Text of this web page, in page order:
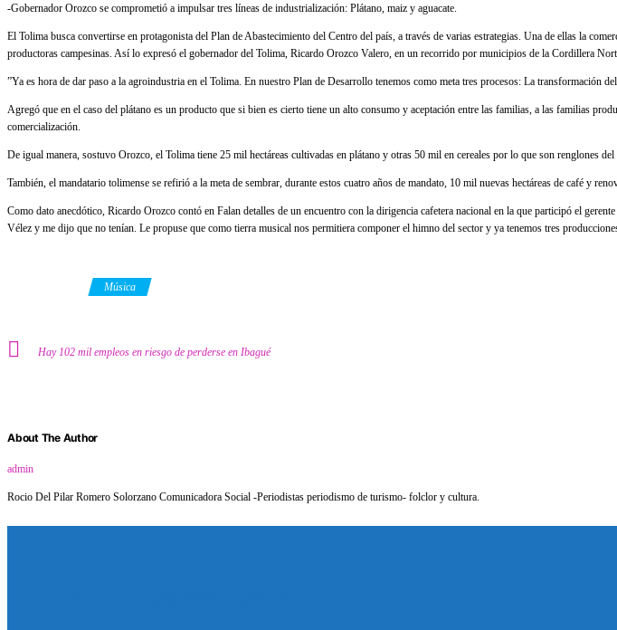
-Gobernador Orozco se comprometió a impulsar tres líneas de industrialización: Plátano, maiz y aguacate.
El Tolima busca convertirse en protagonista del Plan de Abastecimiento del Centro del país, a través de varias estrategias. Una de ellas la
productoras campesinas. Así lo expresó el gobernador del Tolima, Ricardo Orozco Valero, en un recorrido por municipios de la Cordillera
”Ya es hora de dar paso a la agroindustria en el Tolima. En nuestro Plan de Desarrollo tenemos como meta tres procesos: La transformación
Agregó que en el caso del plátano es un producto que si bien es cierto tiene un alto consumo y aceptación entre las familias, a las familias
comercialización.
De igual manera, sostuvo Orozco, el Tolima tiene 25 mil hectáreas cultivadas en plátano y otras 50 mil en cereales por lo que son renglones
También, el mandatario tolimense se refirió a la meta de sembrar, durante estos cuatro años de mandato, 10 mil nuevas hectáreas de café y
Como dato anecdótico, Ricardo Orozco contó en Falan detalles de un encuentro con la dirigencia cafetera nacional en la que participó el
Vélez y me dijo que no tenían. Le propuse que como tierra musical nos permitiera componer el himno del sector y ya tenemos tres
Música
Hay 102 mil empleos en riesgo de perderse en Ibagué
About The Author
admin
Rocio Del Pilar Romero Solorzano Comunicadora Social -Periodistas periodismo de turismo- folclor y cultura.